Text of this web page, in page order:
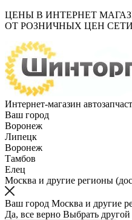
ЦЕНЫ В ИНТЕРНЕТ
ОТ РОЗНИЧНЫХ ЦЕН
Интернет-магазин
Ваш город
Воронеж
Липецк
Воронеж
Тамбов
Елец
Москва и другие регионы
Ваш город Москва и другие
Да, все верно Выбрать другой